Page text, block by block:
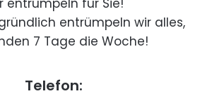
entrümpeln wir alles,
7 Tage die Woche!
Telefon: